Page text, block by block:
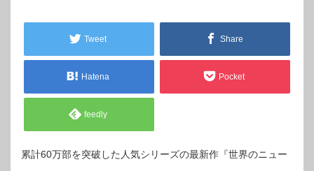
Tweet Share
Hatena Pocket
feedly
累計60万部を突破した人気シリーズの最新作『世界のニュー